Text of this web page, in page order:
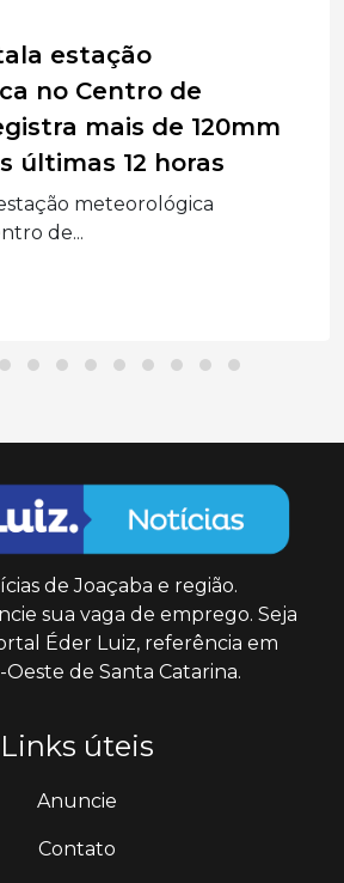
estação
no Centro de
mais de 120mm
últimas 12 horas
meteorológica
de...
de Joaçaba e região.
sua vaga de emprego. Seja
Éder Luiz, referência em
de Santa Catarina.
Links úteis
Anuncie
Contato